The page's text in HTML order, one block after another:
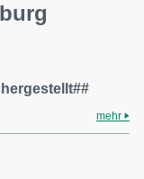
mehr